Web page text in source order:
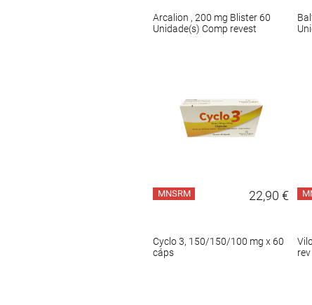
Arcalion , 200 mg Blister 60
Unidade(s) Comp revest
MNSRM 22,90 €
Cyclo 3, 150/150/100 mg x 60
cáps
rev